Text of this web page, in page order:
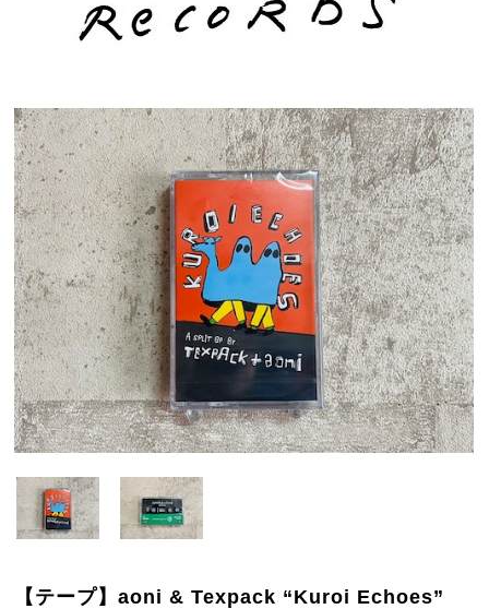
【テープ】aoni & Texpack “Kuroi Echoes”